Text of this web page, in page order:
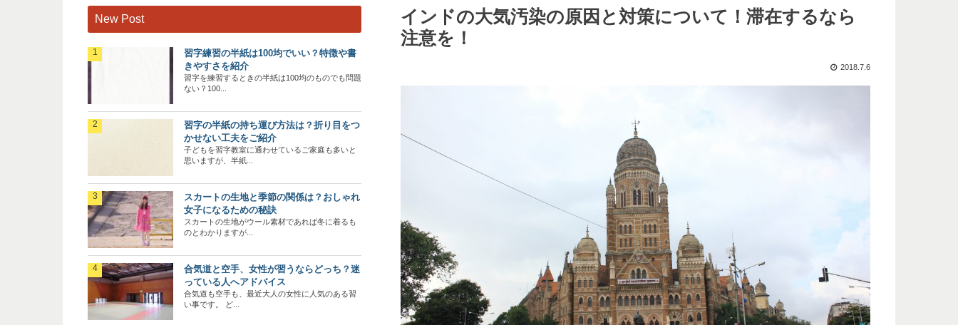
インドの大気汚染の原因と対策について！滞在するなら
注意を！
2018.7.6
New Post
習字練習の半紙は100均でいい？特徴や書
きやすさを紹介
習字を練習するときの半紙は100均のものでも問題
ない？100...
習字の半紙の持ち運び方法は？折り目をつ
かせない工夫をご紹介
子どもを習字教室に通わせているご家庭も多いと
思いますが、半紙...
スカートの生地と季節の関係は？おしゃれ
女子になるための秘訣
スカートの生地がウール素材であれば冬に着るも
のとわかりますが...
合気道と空手、女性が習うならどっち？迷
っている人へアドバイス
合気道も空手も、最近大人の女性に人気のある習
い事です。 ど...